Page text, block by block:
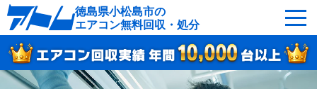
徳島県小松島市の
エアコン無料回収・処分
サービスの特徴 回収可能なエアコン